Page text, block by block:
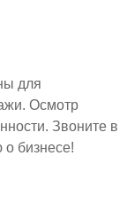
для
Осмотр
Звоните в
бизнесе!